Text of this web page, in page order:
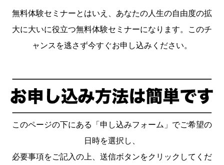
無料体験セミナーとはいえ、あなたの人生の自由度の拡
大に大いに役立つ無料体験セミナーになります。このチ
ャンスを逃さず今すぐお申し込みください。
このページの下にある「申し込みフォーム」でご希望の
日時を選択し、
必要事項をご記入の上、送信ボタンをクリックしてくだ